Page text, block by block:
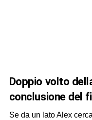
doppio volto della giustizia nella
conclusione del
Se da un lato Alex